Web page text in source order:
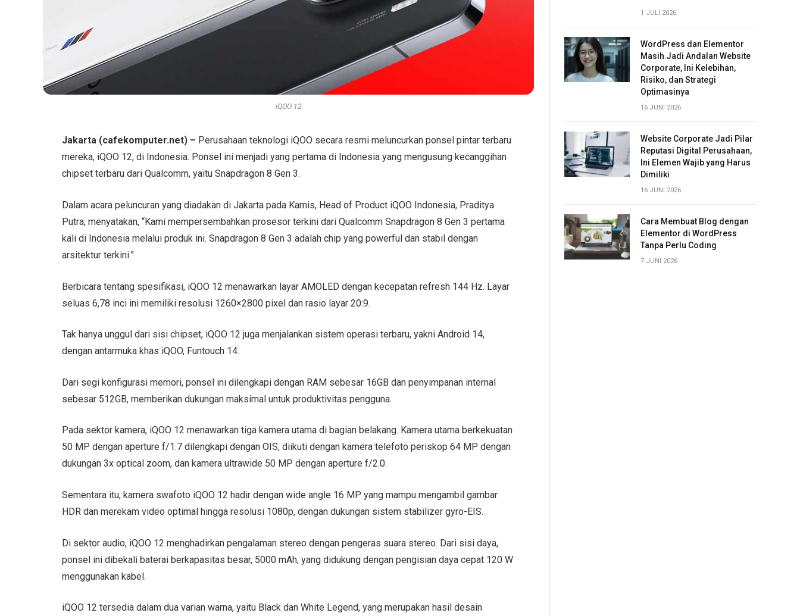
iQOO 12
Jakarta (cafekomputer.net) – Perusahaan teknologi iQOO secara resmi meluncurkan ponsel pintar terbaru
mereka, iQOO 12, di Indonesia. Ponsel ini menjadi yang pertama di Indonesia yang mengusung kecanggihan
chipset terbaru dari Qualcomm, yaitu Snapdragon 8 Gen 3.
Dalam acara peluncuran yang diadakan di Jakarta pada Kamis, Head of Product iQOO Indonesia, Praditya
Putra, menyatakan, “Kami mempersembahkan prosesor terkini dari Qualcomm Snapdragon 8 Gen 3 pertama
kali di Indonesia melalui produk ini. Snapdragon 8 Gen 3 adalah chip yang powerful dan stabil dengan
arsitektur terkini.”
Berbicara tentang spesifikasi, iQOO 12 menawarkan layar AMOLED dengan kecepatan refresh 144 Hz. Layar
seluas 6,78 inci ini memiliki resolusi 1260×2800 pixel dan rasio layar 20:9.
Tak hanya unggul dari sisi chipset, iQOO 12 juga menjalankan sistem operasi terbaru, yakni Android 14,
dengan antarmuka khas iQOO, Funtouch 14.
Dari segi konfigurasi memori, ponsel ini dilengkapi dengan RAM sebesar 16GB dan penyimpanan internal
sebesar 512GB, memberikan dukungan maksimal untuk produktivitas pengguna.
Pada sektor kamera, iQOO 12 menawarkan tiga kamera utama di bagian belakang. Kamera utama berkekuatan
50 MP dengan aperture f/1.7 dilengkapi dengan OIS, diikuti dengan kamera telefoto periskop 64 MP dengan
dukungan 3x optical zoom, dan kamera ultrawide 50 MP dengan aperture f/2.0.
Sementara itu, kamera swafoto iQOO 12 hadir dengan wide angle 16 MP yang mampu mengambil gambar
HDR dan merekam video optimal hingga resolusi 1080p, dengan dukungan sistem stabilizer gyro-EIS.
Di sektor audio, iQOO 12 menghadirkan pengalaman stereo dengan pengeras suara stereo. Dari sisi daya,
ponsel ini dibekali baterai berkapasitas besar, 5000 mAh, yang didukung dengan pengisian daya cepat 120 W
menggunakan kabel.
iQOO 12 tersedia dalam dua varian warna, yaitu Black dan White Legend, yang merupakan hasil desain
1 JULI 2026
WordPress dan Elementor
Masih Jadi Andalan Website
Corporate, Ini Kelebihan,
Risiko, dan Strategi
Optimasinya
16 JUNI 2026
Website Corporate Jadi Pilar
Reputasi Digital Perusahaan,
Ini Elemen Wajib yang Harus
Dimiliki
16 JUNI 2026
Cara Membuat Blog dengan
Elementor di WordPress
Tanpa Perlu Coding
7 JUNI 2026